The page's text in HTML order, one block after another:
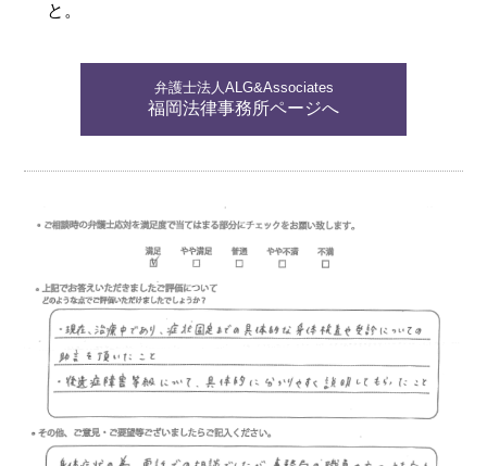
と。
弁護士法人ALG&Associates
福岡法律事務所ページへ